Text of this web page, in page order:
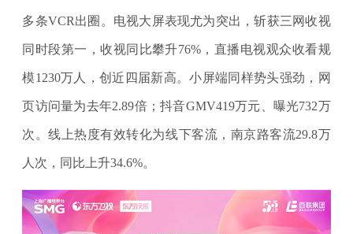
多条VCR出圈。电视大屏表现尤为突出，斩获三网收视
同时段第一，收视同比攀升76%，直播电视观众收看规
模1230万人，创近四届新高。小屏端同样势头强劲，网
页访问量为去年2.89倍；抖音GMV419万元、曝光732万
次。线上热度有效转化为线下客流，南京路客流29.8万
人次，同比上升34.6%。